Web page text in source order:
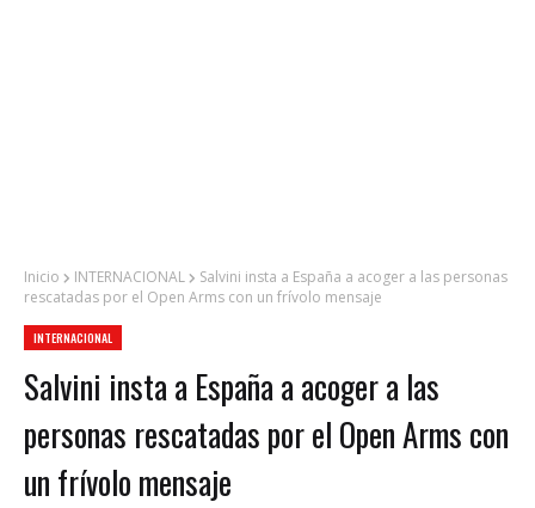
Inicio INTERNACIONAL
Salvini insta a España a acoger a las personas
rescatadas por el Open Arms con un frívolo mensaje
INTERNACIONAL
Salvini insta a España a acoger a las
personas rescatadas por el Open Arms con
un frívolo mensaje